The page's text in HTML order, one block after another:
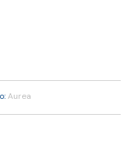
Aurea